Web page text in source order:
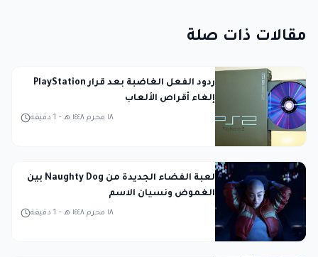
مقالات ذات صلة
ردود الفعل الغاضبة بعد قرار PlayStation
إلغاء أقراص الألعاب
1 دقيقة - ١٨ محرم ١٤٤٨ هـ
لعبة الفضاء الجديدة من Naughty Dog بين
الغموض ونسيان الاسم
1 دقيقة - ١٨ محرم ١٤٤٨ هـ